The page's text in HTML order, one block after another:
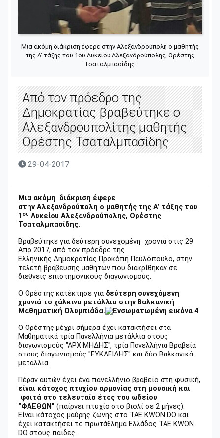
Μια ακόμη διάκριση έφερε στην Αλεξανδρούπολη ο μαθητής
της Α’ τάξης του 1ου Λυκείου Αλεξανδρούπολης, Ορέστης
Τσαταλμπασίδης.
Από τον πρόεδρο της
Δημοκρατίας βραβεύτηκε ο
Αλεξανδρουπολίτης μαθητής
Ορέστης Τσαταλμπασίδης
29-04-2017
Μια ακόμη διάκριση έφερε
στην Αλεξανδρούπολη ο μαθητής της Α’ τάξης του
1 ου Λυκείου Αλεξανδρούπολης, Ορέστης
Τσαταλμπασίδης.
Βραβεύτηκε για δεύτερη συνεχομένη χρονιά στις 29
Απρ 2017, από τον πρόεδρο της
Ελληνικής Δημοκρατίας Προκόπη Παυλόπουλο, στην
τελετή βράβευσης μαθητών που διακρίθηκαν σε
διεθνείς επιστημονικούς διαγωνισμούς.
Ο Ορέστης κατέκτησε για δεύτερη συνεχόμενη
χρονιά το χάλκινο μετάλλιο στην Βαλκανική
Μαθηματική Ολυμπιάδα.
Ο Ορέστης μέχρι σήμερα έχει κατακτήσει στα
Μαθηματικά τρία Πανελλήνια μετάλλια στους
διαγωνισμούς "ΑΡΧΙΜΗΔΗΣ", τρία Πανελλήνια Βραβεία
στους διαγωνισμούς "ΕΥΚΛΕΙΔΗΣ" και δύο Βαλκανικά
μετάλλια.
Πέραν αυτών έχει ένα πανελλήνιο βραβείο στη φυσική,
είναι κάτοχος πτυχίου αρμονίας στη μουσική και
φοιτά στο τελευταίο έτος του ωδείου
"ΦΑΕΘΩΝ" (παίρνει πτυχίο στο βιολί σε 2 μήνες).
Είναι κάτοχος μαύρης ζώνης στο TAE KWON DO και
έχει κατακτήσει το πρωτάθλημα Ελλάδος TAE KWON
DO στους παίδες.